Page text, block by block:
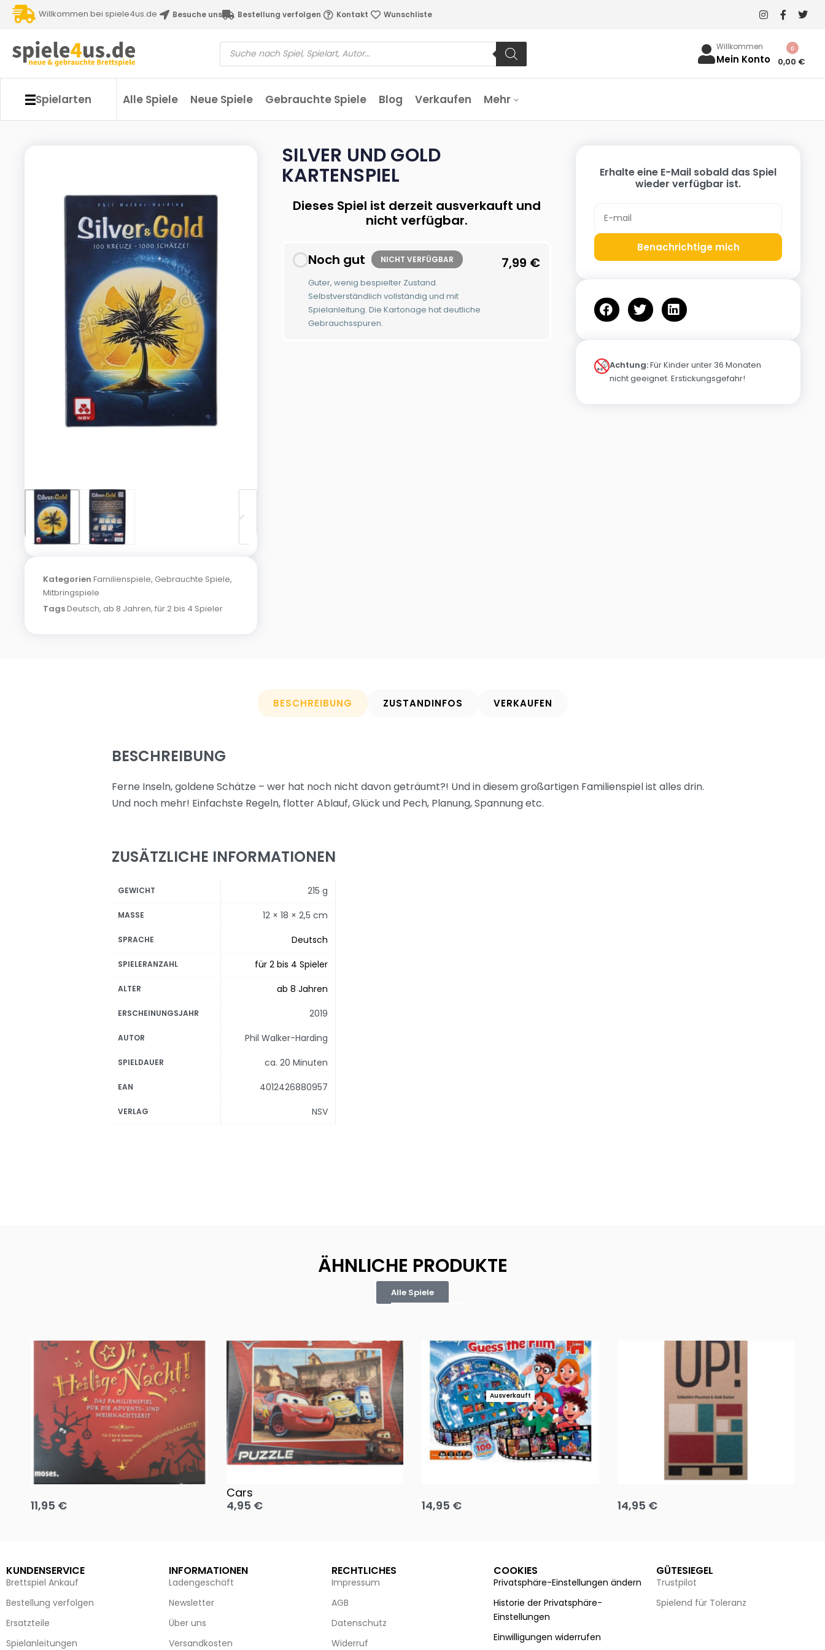
Willkommen bei spiele4us.de Besuche uns Bestellung verfolgen Kontakt Wunschliste
Willkommen
Mein Konto 0,00 €
0
Spielarten Alle Spiele Neue Spiele Gebrauchte Spiele Blog Verkaufen Mehr
Kategorien Familienspiele, Gebrauchte Spiele,
Mitbringspiele
TagsDeutsch, ab 8 Jahren, für 2 bis 4 Spieler
SILVER UND GOLD
KARTENSPIEL
Dieses Spiel ist derzeit ausverkauft und
nicht verfügbar.
Noch gut NICHT VERFÜGBAR
Guter, wenig bespielter Zustand.
Selbstverständlich vollständig und mit
Spielanleitung. Die Kartonage hat deutliche
Gebrauchsspuren.
7,99 €
Erhalte eine E-Mail sobald das Spiel
wieder verfügbar ist.
Benachrichtige mich
Achtung:Für Kinder unter 36 Monaten
nicht geeignet. Erstickungsgefahr!
BESCHREIBUNG ZUSTANDINFOS VERKAUFEN
BESCHREIBUNG
Ferne Inseln, goldene Schätze – wer hat noch nicht davon geträumt?! Und in diesem großartigen Familienspiel ist alles drin.
Und noch mehr! Einfachste Regeln, flotter Ablauf, Glück und Pech, Planung, Spannung etc.
ZUSÄTZLICHE INFORMATIONEN
GEWICHT 215 g
MASSE 12 × 18 × 2,5 cm
SPRACHE Deutsch
SPIELERANZAHL für 2 bis 4 Spieler
ALTER ab 8 Jahren
ERSCHEINUNGSJAHR 2019
AUTOR Phil Walker-Harding
SPIELDAUER ca. 20 Minuten
EAN 4012426880957
VERLAG NSV
ÄHNLICHE PRODUKTE
Alle Spiele
Oh, heilige Nacht!
11,95 €
Cars
4,95 €
Ausverkauft
14,95 €
Team up
14,95 €
KUNDENSERVICE
Brettspiel Ankauf
Bestellung verfolgen
Ersatzteile
Spielanleitungen
INFORMATIONEN
Ladengeschäft
Newsletter
Über uns
Versandkosten
RECHTLICHES
Impressum
AGB
Datenschutz
Widerruf
COOKIES
Privatsphäre-Einstellungen ändern
Historie der Privatsphäre-
Einstellungen
Einwilligungen widerrufen
GÜTESIEGEL
Trustpilot
Spielend für Toleranz